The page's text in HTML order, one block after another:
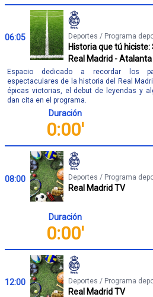
06:05 Deportes / Programa
Historia que tú
Real Madrid - Atalanta
Espacio dedicado a recordar los
espectaculares de la historia del Real
épicas victorias, el debut de leyendas y
dan cita en el programa.
Duración
0:00'
08:00 Deportes / Programa
Real Madrid TV
Duración
0:00'
12:00 Deportes / Programa
Real Madrid TV